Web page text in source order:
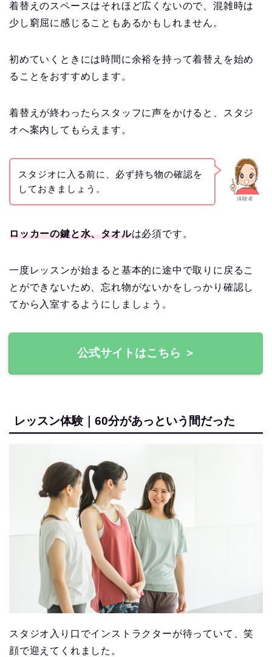
着替えのスペースはそれほど広くないので、混雑時は
少し窮屈に感じることもあるかもしれません。
初めていくときには時間に余裕を持って着替えを始め
ることをおすすめします。
着替えが終わったらスタッフに声をかけると、スタジ
オへ案内してもらえます。
体験者
スタジオに入る前に、必ず持ち物の確認を
しておきましょう。
ロッカーの鍵と水、タオルは必須です。
一度レッスンが始まると基本的に途中で取りに戻るこ
とができないため、忘れ物がないかをしっかり確認し
てから入室するようにしましょう。
公式サイトはこちら ＞
レッスン体験｜60分があっという間だった
スタジオ入り口でインストラクターが待っていて、笑
顔で迎えてくれました。